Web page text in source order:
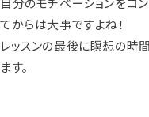
てからは大事ですよね！
レッスンの最後に瞑想の時
ます。